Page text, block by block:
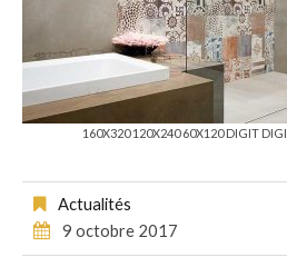
160X320 120X240 60X120 DIGIT
Actualités
9 octobre 2017